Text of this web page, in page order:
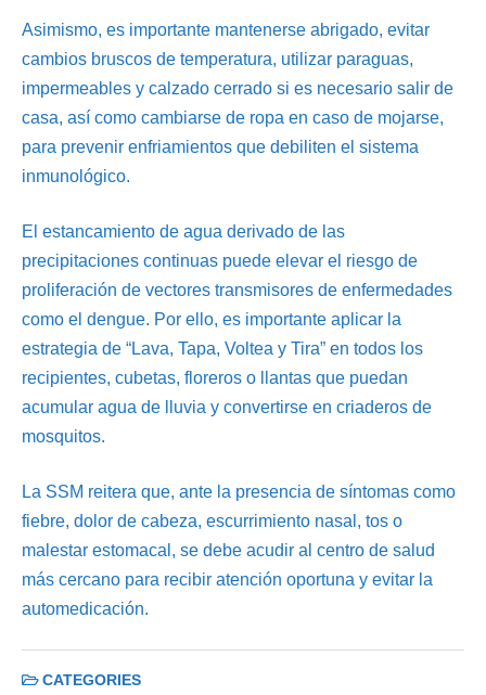
Asimismo, es importante mantenerse abrigado, evitar
cambios bruscos de temperatura, utilizar paraguas,
impermeables y calzado cerrado si es necesario salir de
casa, así como cambiarse de ropa en caso de mojarse,
para prevenir enfriamientos que debiliten el sistema
inmunológico.
El estancamiento de agua derivado de las
precipitaciones continuas puede elevar el riesgo de
proliferación de vectores transmisores de enfermedades
como el dengue. Por ello, es importante aplicar la
estrategia de “Lava, Tapa, Voltea y Tira” en todos los
recipientes, cubetas, floreros o llantas que puedan
acumular agua de lluvia y convertirse en criaderos de
mosquitos.
La SSM reitera que, ante la presencia de síntomas como
fiebre, dolor de cabeza, escurrimiento nasal, tos o
malestar estomacal, se debe acudir al centro de salud
más cercano para recibir atención oportuna y evitar la
automedicación.
CATEGORIES